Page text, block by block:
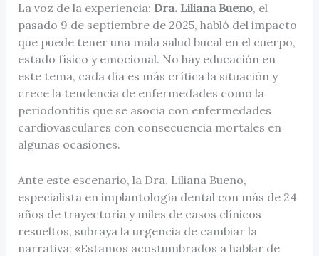
La voz de la experiencia: Dra. Liliana Bueno, el
pasado 9 de septiembre de 2025, habló del impacto
que puede tener una mala salud bucal en el cuerpo,
estado físico y emocional. No hay educación en
este tema, cada día es más crítica la situación y
crece la tendencia de enfermedades como la
periodontitis que se asocia con enfermedades
cardiovasculares con consecuencia mortales en
algunas ocasiones.
Ante este escenario, la Dra. Liliana Bueno,
especialista en implantología dental con más de 24
años de trayectoria y miles de casos clínicos
resueltos, subraya la urgencia de cambiar la
narrativa: «Estamos acostumbrados a hablar de